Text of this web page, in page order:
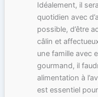
Idéalement, il
quotidien avec
possible, d’être
câlin et
une famille avec
gourmand, il
alimentation à
est essentiel